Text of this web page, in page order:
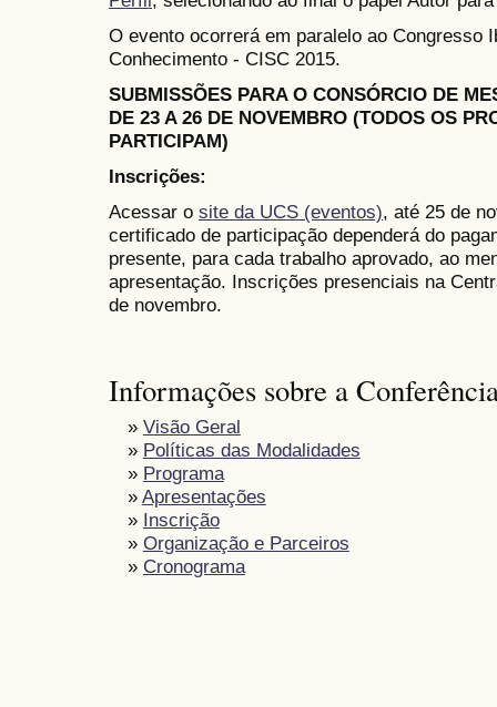
O evento ocorrerá em paralelo ao Congresso
Conhecimento - CISC 2015.
SUBMISSÕES PARA O CONSÓRCIO DE
DE 23 A 26 DE NOVEMBRO (TODOS OS
PARTICIPAM)
Inscrições:
Acessar o site da UCS (eventos), até 25 de
certificado de participação dependerá do
presente, para cada trabalho aprovado, ao
apresentação. Inscrições presenciais na
de novembro.
Informações sobre a
» Visão Geral
» Políticas das Modalidades
» Programa
» Apresentações
» Inscrição
» Organização e Parceiros
» Cronograma